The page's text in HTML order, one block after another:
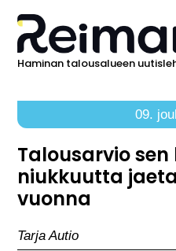
Haminan talousalueen
09.
Talousarvio sen
niukkuutta
vuonna
Tarja Autio